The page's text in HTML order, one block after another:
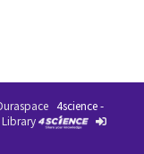
4science -
Library